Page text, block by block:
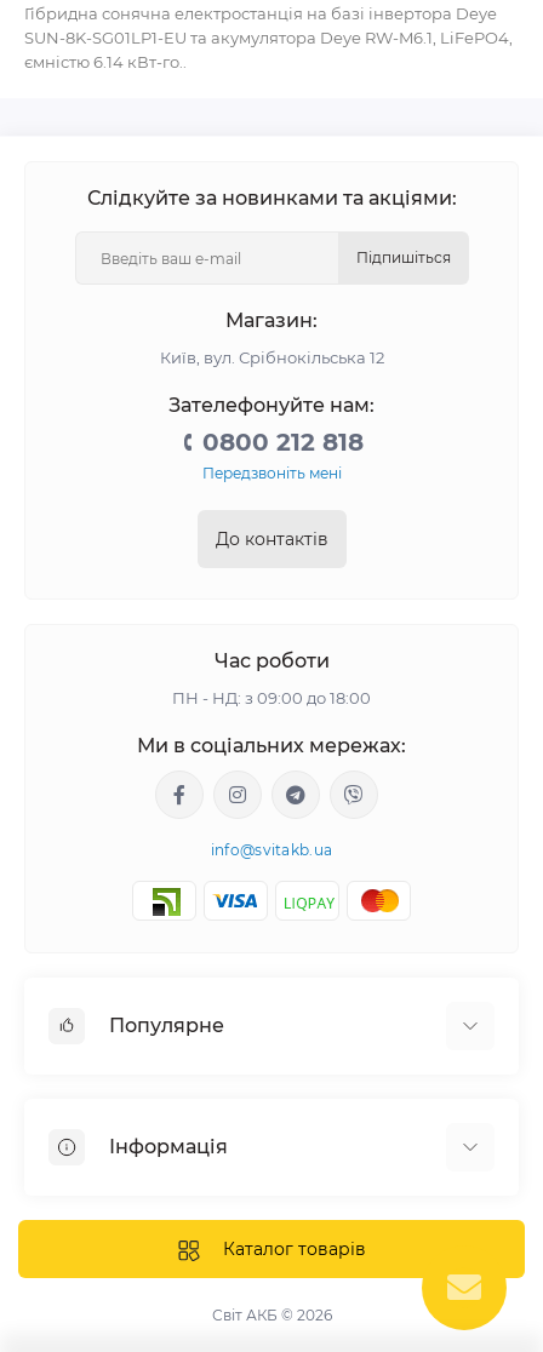
Гібридна сонячна електростанція на базі інвертора Deye
SUN-8K-SG01LP1-EU та акумулятора Deye RW-M6.1, LiFePO4,
ємністю 6.14 кВт-го..
Слідкуйте за новинками та акціями:
Підпишіться
Магазин:
Київ, вул. Срібнокільська 12
Зателефонуйте нам:
0800 212 818
Передзвоніть мені
До контактів
Час роботи
ПН - НД: з 09:00 до 18:00
Ми в соціальних мережах:
info@svitakb.ua
Популярне
Системи зберігання енергії
Інвертори
Інформація
Відгуки про нас
Доставка та оплата
Каталог товарів
Світ АКБ © 2026